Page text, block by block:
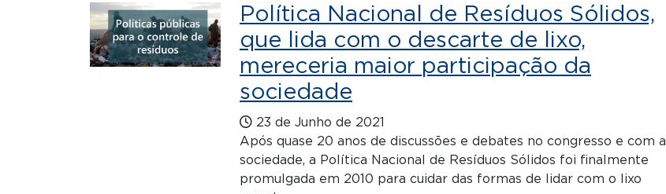
Política Nacional de Resíduos Sólidos,
que lida com o descarte de lixo,
mereceria maior participação da
sociedade
23 de Junho de 2021
Após quase 20 anos de discussões e debates no congresso e com a
sociedade, a Política Nacional de Resíduos Sólidos foi finalmente
promulgada em 2010 para cuidar das formas de lidar com o lixo